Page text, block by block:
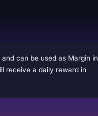
can be used as Margin in
receive a daily reward in